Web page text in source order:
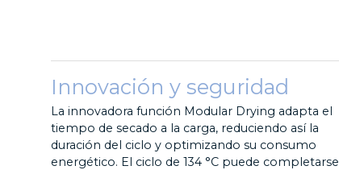
Innovación y seguridad
La innovadora función Modular Drying adapta el
tiempo de secado a la carga, reduciendo así la
duración del ciclo y optimizando su consumo
energético. El ciclo de 134 °C puede completarse